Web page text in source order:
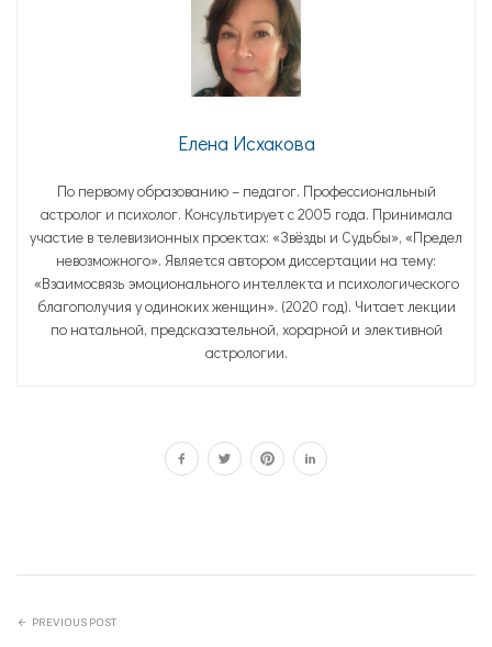
Елена Исхакова
По первому образованию – педагог. Профессиональный
астролог и психолог. Консультирует с 2005 года. Принимала
участие в телевизионных проектах: «Звёзды и Судьбы», «Предел
невозможного». Является автором диссертации на тему:
«Взаимосвязь эмоционального интеллекта и психологического
благополучия у одиноких женщин». (2020 год). Читает лекции
по натальной, предсказательной, хорарной и элективной
астрологии.
PREVIOUS POST